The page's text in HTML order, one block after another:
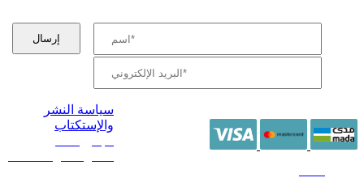
سياسة النشر
والإستكتاب